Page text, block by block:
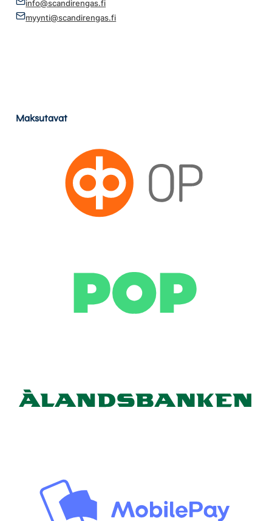
info@scandirengas.fi
myynti@scandirengas.fi
Maksutavat